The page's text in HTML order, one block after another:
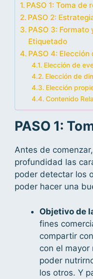
PASO 1: Toma de
PASO 2:
PASO 3:
Etiquetado
PASO 4:
Elección de
Elección de
Elección
Contenido
PASO 1:
Antes de
profundidad las
poder detectar los
poder hacer una
Objetivo de
fines
compartir
con el
poder
los otros. Y